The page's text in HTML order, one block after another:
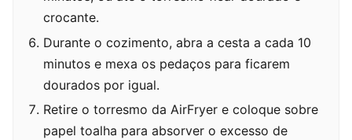
crocante.
Durante o cozimento, abra a cesta a cada 10
minutos e mexa os pedaços para ficarem
dourados por igual.
Retire o torresmo da AirFryer e coloque sobre
papel toalha para absorver o excesso de